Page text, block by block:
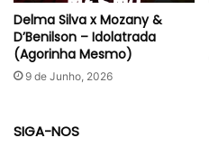
Delma Silva x Mozany &
D’Benilson – Idolatrada
(Agorinha Mesmo)
9 de Junho, 2026
SIGA-NOS